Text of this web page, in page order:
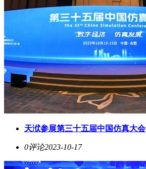
天洑参展第三十五届中国仿真大会
0评论2023-10-17